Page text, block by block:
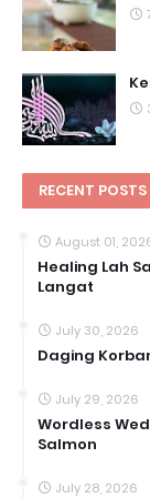
RECENT POSTS
August 01,
Healing Lah
Langat
July 30, 2026
Daging
July 29, 2026
Wordless
Salmon
July 28, 2026